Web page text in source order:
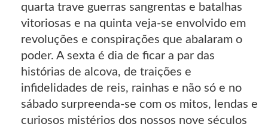
quarta trave guerras sangrentas e batalhas
vitoriosas e na quinta veja-se envolvido em
revoluções e conspirações que abalaram o
poder. A sexta é dia de ficar a par das
histórias de alcova, de traições e
infidelidades de reis, rainhas e não só e no
sábado surpreenda-se com os mitos, lendas e
curiosos mistérios dos nossos nove séculos